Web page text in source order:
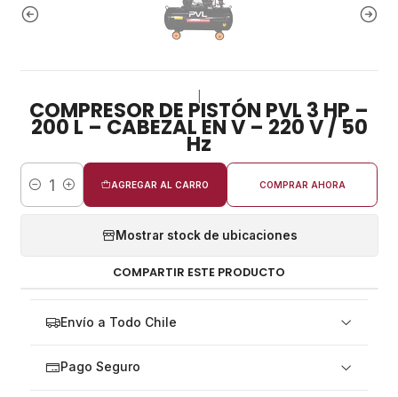
COMPRESOR DE PISTÓN PVL 3 HP –
200 L – CABEZAL EN V – 220 V / 50
Hz
Cantidad
AGREGAR AL CARRO COMPRAR AHORA
Mostrar stock de ubicaciones
COMPARTIR ESTE PRODUCTO
Envío a Todo Chile
Pago Seguro